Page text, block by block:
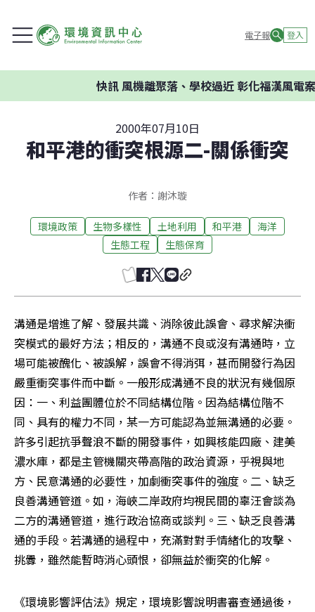
電子報 登入
快訊風機離聚落、學校過近 彰化福漢風電案環
2000年07月10日
和平港的衝突根源二-關係衝突
作者：謝沐璇
環境政策 生物多樣性 土地利用 和平港
海洋
生態工程
生態保育
溝通是增進了解、發展共識、消除彼此誤會、尋求解決衝
突模式的最好方法；相反的，溝通不良或沒有溝通時，立
場可能被醜化、被誤解，誤會不得消弭，甚而開發行為因
嚴重衝突事件而中斷。一般形成溝通不良的狀況有幾個原
因：一、利益團體位於不同結構位階。因為結構位階不
同、具有的權力不同，某一方可能認為並無溝通的必要。
許多引起抗爭聲浪不斷的開發事件，如興核能四廠、建美
濃水庫，都是主管機關夾帶高階的政治資源，乎視與地
方、民意溝通的必要性，加劇衝突事件的強度。二、缺乏
良善溝通管道。如，海峽二岸政府均視民間的辜汪會談為
二方的溝通管道，進行政治協商或談判。三、缺乏良善溝
通的手段。若溝通的過程中，充滿對對手情緒化的攻擊、
挑釁，雖然能暫時消心頭恨，卻無益於衝突的化解。
《環境影響評估法》規定，環境影響說明書審查通過後，